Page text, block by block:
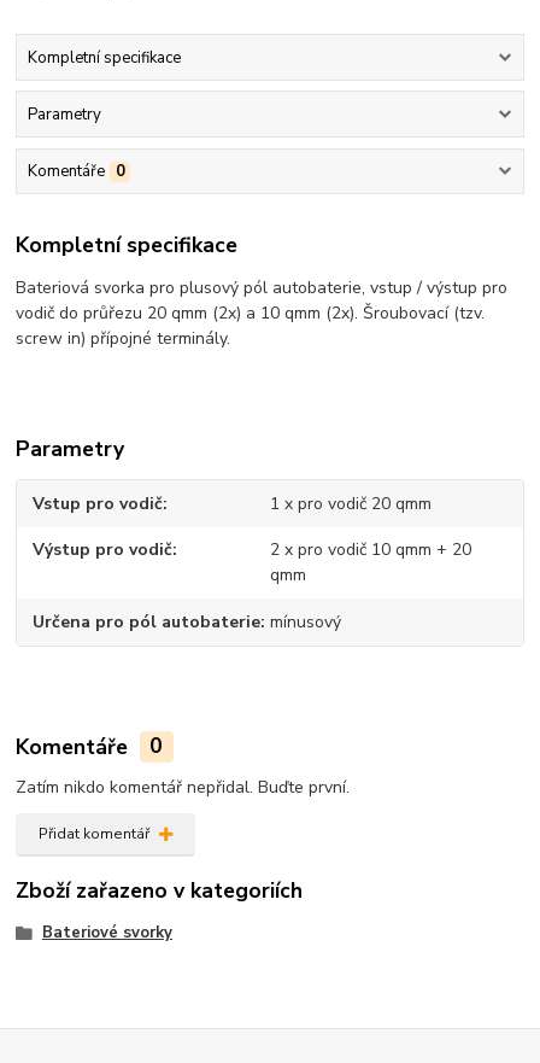
Kompletní specifikace
Parametry
Komentáře 0
Kompletní specifikace
Bateriová svorka pro plusový pól autobaterie, vstup / výstup pro
vodič do průřezu 20 qmm (2x) a 10 qmm (2x). Šroubovací (tzv.
screw in) přípojné terminály.
Parametry
Vstup pro vodič 1 x pro vodič 20 qmm
Výstup pro vodič
2 x pro vodič 10 qmm + 20
qmm
Určena pro pól autobaterie mínusový
Komentáře 0
Zatím nikdo komentář nepřidal. Buďte první.
Přidat komentář
Zboží zařazeno v kategoriích
Bateriové svorky